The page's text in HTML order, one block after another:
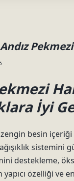
İyi
besin
sistemini
destekleme,
özelliği ve